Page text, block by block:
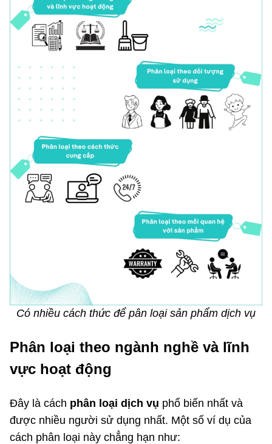
Có nhiều cách thức để pân loại sản phẩm dịch vụ
Phân loại theo ngành nghề và lĩnh
vực hoạt động
Đây là cách phân loại dịch vụ phổ biến nhất và
được nhiều người sử dụng nhất. Một số ví dụ của
cách phân loại này chẳng hạn như: